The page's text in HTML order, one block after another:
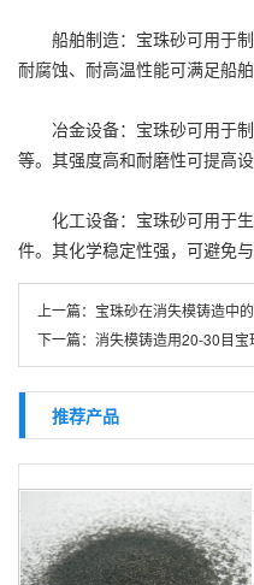
船舶制造：宝珠砂可用于制
耐腐蚀、耐高温性能可满足船舶
冶金设备：宝珠砂可用于制
等。其强度高和耐磨性可提高
化工设备：宝珠砂可用于生
件。其化学稳定性强，可避免
上一篇： 宝珠砂在消失模铸造中
下一篇： 消失模铸造用20-30目宝
推荐产品